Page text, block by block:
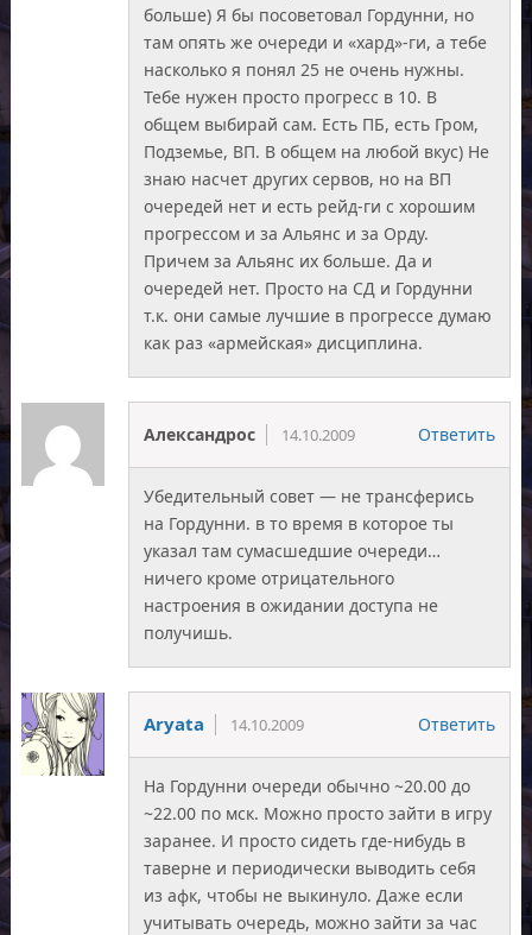
больше) Я бы посоветовал Гордунни, но
там опять же очереди и «хард»-ги, а тебе
насколько я понял 25 не очень нужны.
Тебе нужен просто прогресс в 10. В
общем выбирай сам. Есть ПБ, есть Гром,
Подземье, ВП. В общем на любой вкус) Не
знаю насчет других сервов, но на ВП
очередей нет и есть рейд-ги с хорошим
прогрессом и за Альянс и за Орду.
Причем за Альянс их больше. Да и
очередей нет. Просто на СД и Гордунни
т.к. они самые лучшие в прогрессе думаю
как раз «армейская» дисциплина.
Александрос 14.10.2009 Ответить
Убедительный совет — не трансферись
на Гордунни. в то время в которое ты
указал там сумасшедшие очереди…
ничего кроме отрицательного
настроения в ожидании доступа не
получишь.
Aryata 14.10.2009 Ответить
На Гордунни очереди обычно ~20.00 до
~22.00 по мск. Можно просто зайти в игру
заранее. И просто сидеть где-нибудь в
таверне и периодически выводить себя
из афк, чтобы не выкинуло. Даже если
учитывать очередь, можно зайти за час